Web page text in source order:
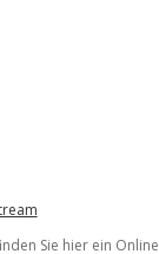
Sie hier ein Online